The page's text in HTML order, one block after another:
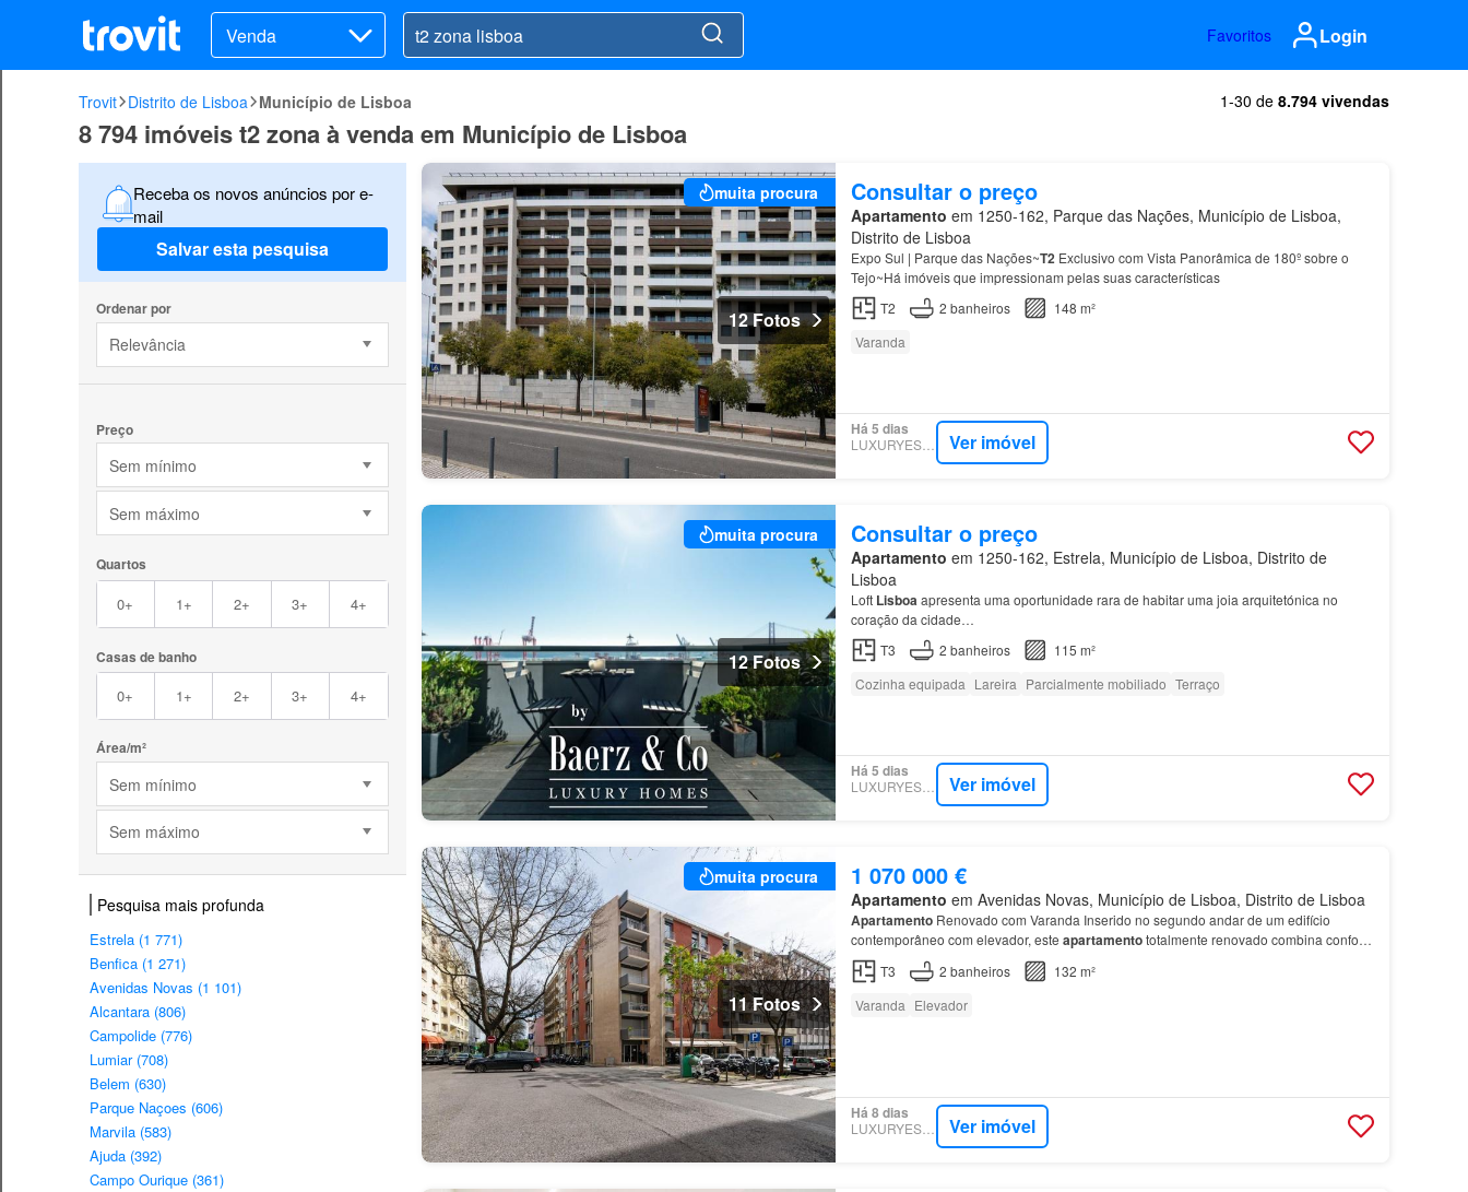
Venda Favoritos Login
Trovit Distrito de Lisboa Município de Lisboa 1-30 de 8.794 vivendas
8 794 imóveis t2 zona à venda em Município de Lisboa
Receba os novos anúncios por e-
mail
Salvar esta pesquisa
Ordenar por
Relevância
Preço
Sem mínimo
Sem máximo
Quartos
0+ 1+ 2+ 3+ 4+
Casas de banho
0+ 1+ 2+ 3+ 4+
Área/m²
Sem mínimo
Sem máximo
Pesquisa mais profunda
Estrela (1 771)
Benfica (1 271)
Avenidas Novas (1 101)
Alcantara (806)
Campolide (776)
Lumiar (708)
Belem (630)
Parque Naçoes (606)
Marvila (583)
Ajuda (392)
Campo Ourique (361)
muita procura
12 Fotos
Consultar o preço
Apartamento em 1250-162, Parque das Nações, Município de Lisboa,
Distrito de Lisboa
Expo Sul | Parque das Nações~T2 Exclusivo com Vista Panorâmica de 180º sobre o
Tejo~Há imóveis que impressionam pelas suas características
T2
2 banheiros
148 m²
Varanda
Há 5 dias
LUXURYESTATE Ver imóvel
muita procura
12 Fotos
Consultar o preço
Apartamento em 1250-162, Estrela, Município de Lisboa, Distrito de
Lisboa
Loft Lisboaapresenta uma oportunidade rara de habitar uma joia arquitetónica no
coração da cidade…
T3
2 banheiros
115 m²
Cozinha equipada Lareira Parcialmente mobiliado Terraço
Há 5 dias
LUXURYESTATE Ver imóvel
muita procura
11 Fotos
1 070 000 €
Apartamento em Avenidas Novas, Município de Lisboa, Distrito de Lisboa
ApartamentoRenovado com Varanda Inserido no segundo andar de um edifício
contemporâneo com elevador, este apartamentototalmente renovado combina conforto
Azona social é marcada por uma ampla sala, com acesso direto a uma v…
T3 2 banheiros
132 m²
Varanda Elevador
Há 8 dias
LUXURYESTATE Ver imóvel